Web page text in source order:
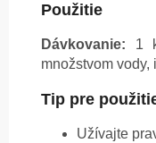
Použitie
Dávkovanie: 1
množstvom
Tip pre
Užívajte